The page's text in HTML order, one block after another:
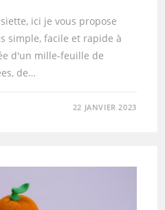
ici je vous propose
simple, facile et rapide à
d'un mille-feuille de
de…
22 JANVIER 2023